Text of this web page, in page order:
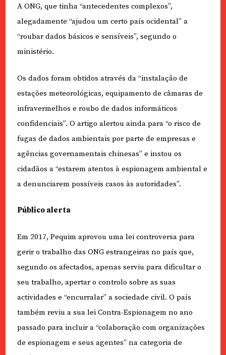
A ONG, que tinha “antecedentes complexos”,
alegadamente “ajudou um certo país ocidental” a
“roubar dados básicos e sensíveis”, segundo o
ministério.
Os dados foram obtidos através da “instalação de
estações meteorológicas, equipamento de câmaras de
infravermelhos e roubo de dados informáticos
confidenciais”. O artigo alertou ainda para “o risco de
fugas de dados ambientais por parte de empresas e
agências governamentais chinesas” e instou os
cidadãos a “estarem atentos à espionagem ambiental e
a denunciarem possíveis casos às autoridades”.
Público alerta
Em 2017, Pequim aprovou uma lei controversa para
gerir o trabalho das ONG estrangeiras no país que,
segundo os afectados, apenas serviu para dificultar o
seu trabalho, apertar o controlo sobre as suas
actividades e “encurralar” a sociedade civil. O país
também reviu a sua lei Contra-Espionagem no ano
passado para incluir a “colaboração com organizações
de espionagem e seus agentes” na categoria de